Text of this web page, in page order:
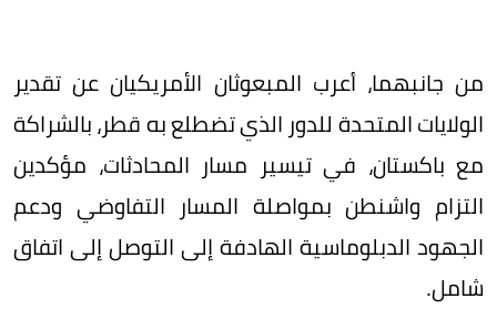
من جانبهما، أعرب المبعوثان الأمريكيان عن تقدير
الولايات المتحدة للدور الذي تضطلع به قطر، بالشراكة
مع باكستان، في تيسير مسار المحادثات، مؤكدين
التزام واشنطن بمواصلة المسار التفاوضي ودعم
الجهود الدبلوماسية الهادفة إلى التوصل إلى اتفاق
شامل.